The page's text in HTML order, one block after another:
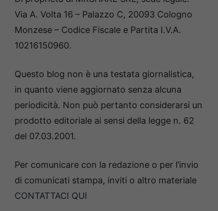
Via A. Volta 16 – Palazzo C, 20093 Cologno
Monzese – Codice Fiscale e Partita I.V.A.
10216150960.
Questo blog non è una testata giornalistica,
in quanto viene aggiornato senza alcuna
periodicità. Non può pertanto considerarsi un
prodotto editoriale ai sensi della legge n. 62
del 07.03.2001.
Per comunicare con la redazione o per l’invio
di comunicati stampa, inviti o altro materiale
CONTATTACI QUI